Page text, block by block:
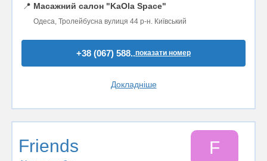
📍 Масажний салон "KaOla Space"
Одеса, Тролейбусна вулиця 44 р-н. Київський
+38 (067) 588..показати номер
Докладніше
Friends F